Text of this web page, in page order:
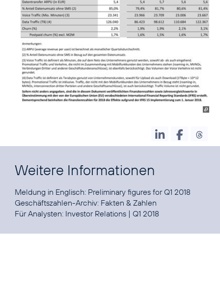
Weitere Informationen
Meldung in Englisch: Preliminary figures for Q1 2018
Geschäftszahlen-Archiv: Fakten & Zahlen
Für Analysten: Investor Relations | Q1 2018